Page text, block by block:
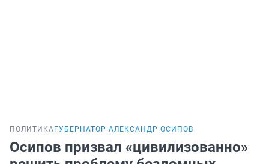
ПОЛИТИКА ГУБЕРНАТОР АЛЕКСАНДР ОСИПОВ
Осипов призвал «цивилизованно»